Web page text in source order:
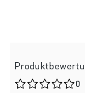
Durchschnittliche 0